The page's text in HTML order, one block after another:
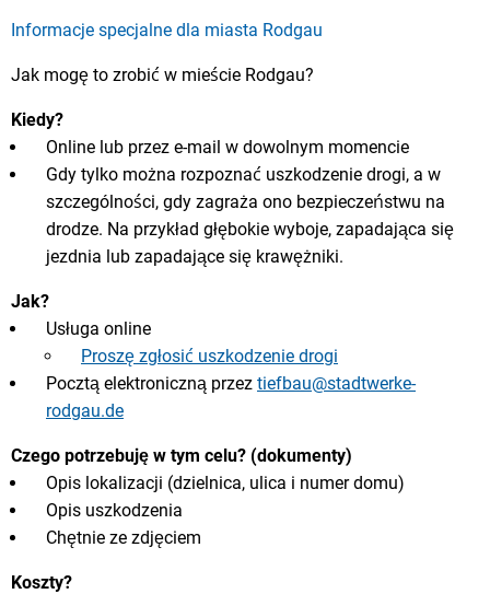
Informacje specjalne dla miasta Rodgau
Jak mogę to zrobić w mieście Rodgau?
Kiedy?
Online lub przez e-mail w dowolnym momencie
Gdy tylko można rozpoznać uszkodzenie drogi, a w
szczególności, gdy zagraża ono bezpieczeństwu na
drodze. Na przykład głębokie wyboje, zapadająca się
jezdnia lub zapadające się krawężniki.
Jak?
Usługa online
Proszę zgłosić uszkodzenie drogi
Pocztą elektroniczną przez tiefbau@stadtwerke-
rodgau.de
Czego potrzebuję w tym celu? (dokumenty)
Opis lokalizacji (dzielnica, ulica i numer domu)
Opis uszkodzenia
Chętnie ze zdjęciem
Koszty?